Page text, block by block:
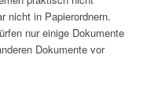
nicht in Papierordnern.
nur einige Dokumente
Dokumente vor